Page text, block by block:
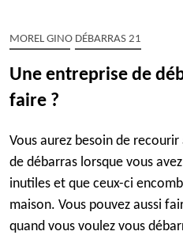
MOREL GINO DÉBARRAS 21
Une entreprise de
faire ?
Vous aurez besoin de
de débarras lorsque vous
inutiles et que ceux-ci
maison. Vous pouvez aussi
quand vous voulez vous